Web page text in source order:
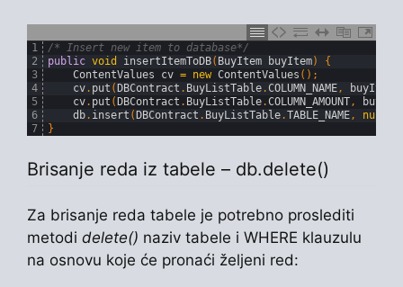
1
2
3
4
5
6
7
/* Insert new item to database*/
public void insertItemToDB( BuyItem buyItem)
{
ContentValues cv = new ContentValues ( ) ;
cv. put (DBContract . BuyListTable.COLUMN_NAME, buyItem
cv. put (DBContract . BuyListTable.COLUMN_AMOUNT,
db. insert (DBContract . BuyListTable.TABLE_NAME, null
}
Brisanje reda iz tabele – db.delete()
Za brisanje reda tabele je potrebno proslediti
metodi delete() naziv tabele i WHERE klauzulu
na osnovu koje će pronaći željeni red: